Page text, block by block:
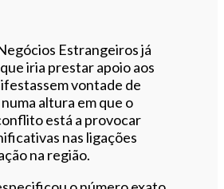
Estrangeiros já
iria prestar apoio aos
vontade de
altura em que o
está a provocar
nas ligações
na região.